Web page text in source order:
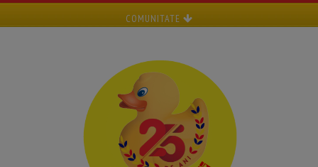
COMUNITATE